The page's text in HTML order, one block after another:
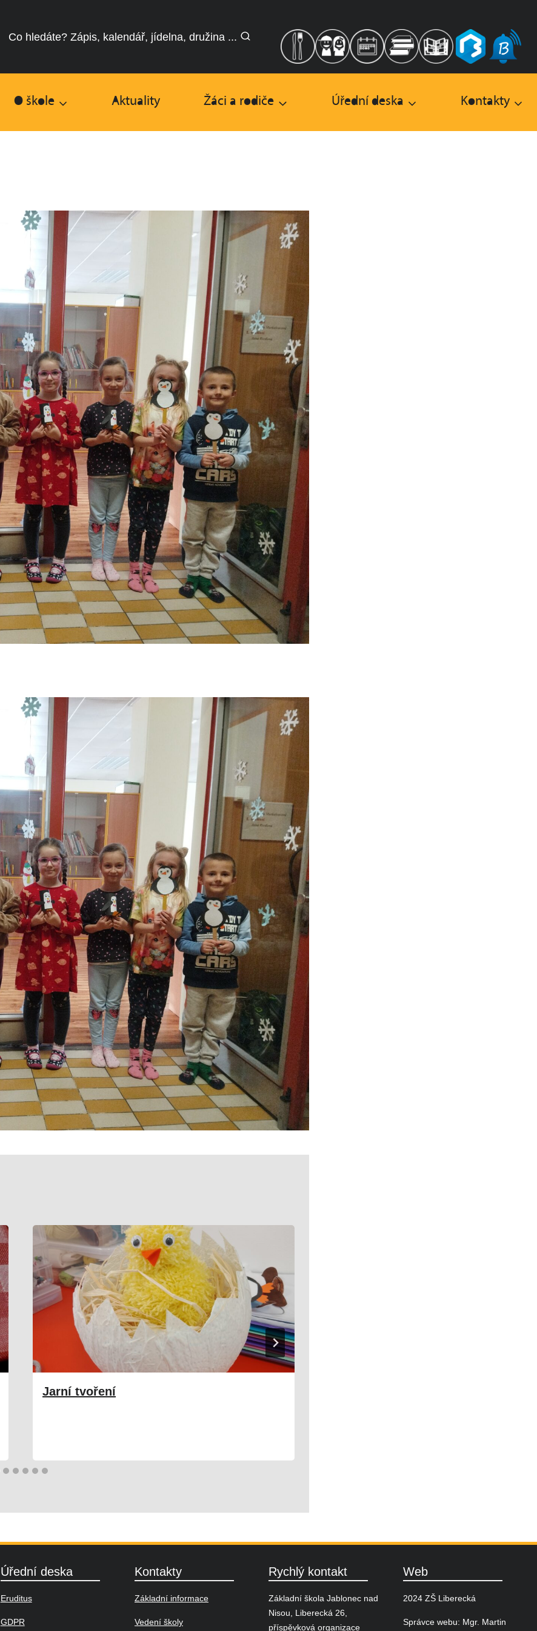
Co hledáte? Zápis, kalendář, jídelna, družina ...
O škole Aktuality Žáci a rodiče Úřední deska Kontakty
Jarní tvoření
Úřední deska
Eruditus
GDPR
Kontakty
Základní informace
Vedení školy
Rychlý kontakt
Základní škola Jablonec nad
Nisou, Liberecká 26,
příspěvková organizace
Web
2024 ZŠ Liberecká
Správce webu: Mgr. Martin